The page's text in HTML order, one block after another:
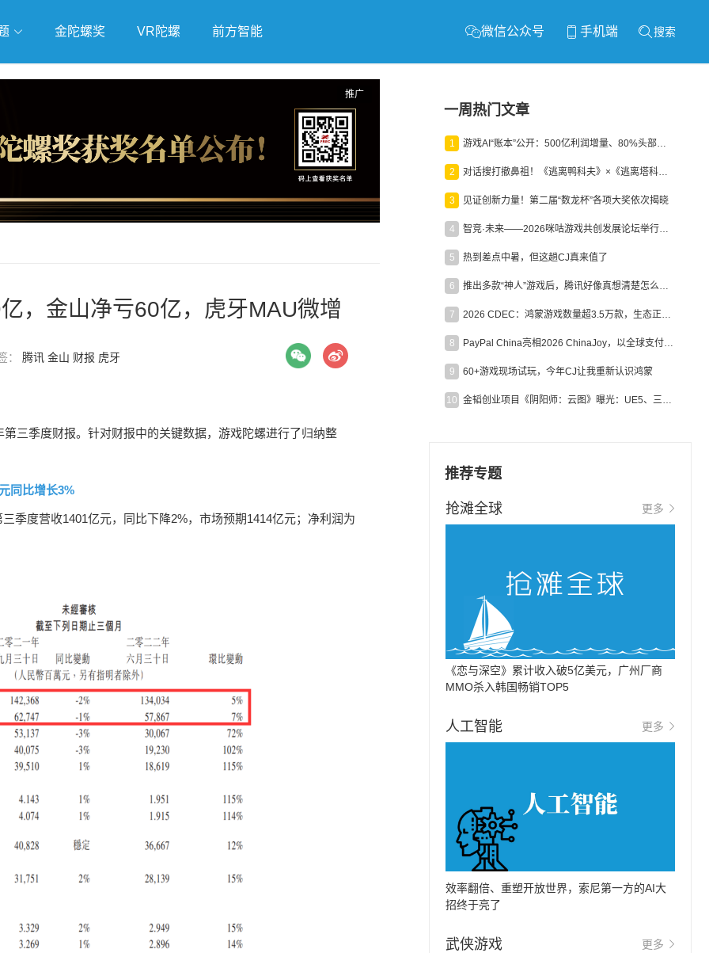
独立游戏 云游戏
金陀螺奖 VR陀螺 前方智能 微信公众号 手机端 搜索
推广
，金山净亏60亿，虎牙MAU微增
： 腾讯 金山 财报 虎牙
三季度财报。针对财报中的关键数据，游戏陀螺进行了归纳整
同比增长3%
季度营收1401亿元，同比下降2%，市场预期1414亿元；净利润为
一周热门文章
1 游戏AI“账本”公开：500亿利润增量、80%头部入局，谁在闷声发财？
2 对话搜打撤鼻祖！《逃离鸭科夫》×《逃离塔科夫》官方线下沙龙落幕
3 见证创新力量！第二届“数龙杯”各项大奖依次揭晓
4 智竞·未来——2026咪咕游戏共创发展论坛举行：聚力精品内容、AI创作与电竞生态，共建高品质益智健康游戏社区
5 热到差点中暑，但这趟CJ真来值了
6 推出多款“神人”游戏后，腾讯好像真想清楚怎么做二次元了
7 2026 CDEC：鸿蒙游戏数量超3.5万款，生态正循环加速产业高质量发展
8 PayPal China亮相2026 ChinaJoy，以全球支付能力助力中国游戏企业深化全球运营
9 60+游戏现场试玩，今年CJ让我重新认识鸿蒙
10 金韬创业项目《阴阳师：云图》曝光：UE5、三端互通、ARPG
推荐专题
抢滩全球 更多
《恋与深空》累计收入破5亿美元，广州厂商
MMO杀入韩国畅销TOP5
人工智能 更多
效率翻倍、重塑开放世界，索尼第一方的AI大
招终于亮了
武侠游戏 更多